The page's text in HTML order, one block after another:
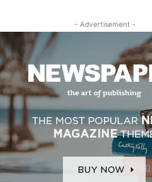
- Advertisement -